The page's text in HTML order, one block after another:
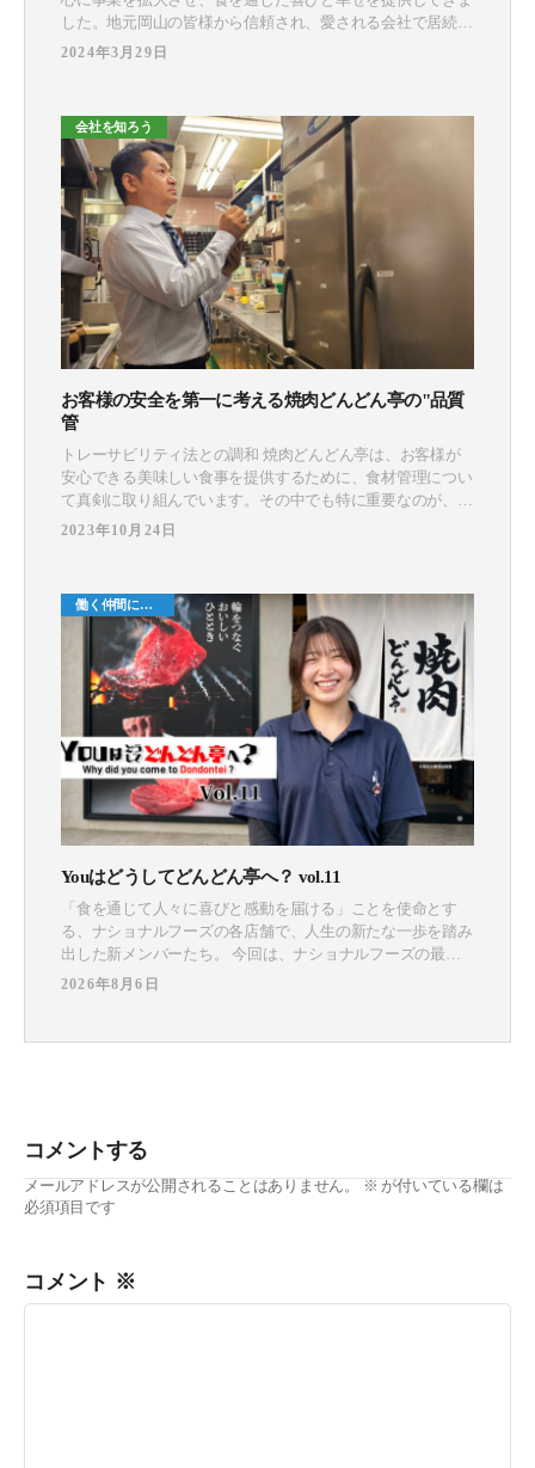
した。地元岡山の皆様から信頼され、愛される会社で居続け
るため、私たちにできることは何か？そんな想いを胸にこれ
にしてきた、今後の事業推進を担うマネージャー陣5名にイ
ンタビューを敢行。こ
2024年3月29日
会社を知ろう
お客様の安全を第一に考える焼肉どんどん亭の"品質
管
トレーサビリティ法との調和 焼肉どんどん亭は、お客様が
安心できる美味しい食事を提供するために、食材管理につい
て真剣に取り組んでいます。その中でも特に重要なのが、牛
肉トレーサビリティ法に関する規制の遵守です。 焼肉どん
し表示しています。これにより、お客様が食べるお肉がどの
2023年10月24日
働く仲間につ
Youはどうしてどんどん亭へ？ vol.11
「食を通じて人々に喜びと感動を届ける」ことを使命とす
る、ナショナルフーズの各店舗で、人生の新たな一歩を踏み
出した新メンバーたち。 今回は、ナショナルフーズの最前
線で輝く新メンバーたちに対して「Youはどうしてどんどん
だきました。 第11弾は、高校時代のアルバイトを経て、再
2026年8月6日
コメントする
メールアドレスが公開されることはありません。 ※ が付いている欄は
必須項目です
コメント ※